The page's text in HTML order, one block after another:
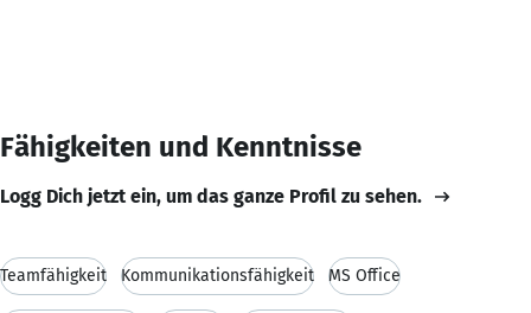
Fähigkeiten und Kenntnisse
Logg Dich jetzt ein, um das ganze Profil zu sehen.
Teamfähigkeit Kommunikationsfähigkeit MS Office